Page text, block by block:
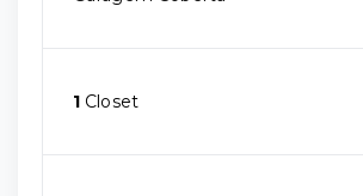
1 Closet